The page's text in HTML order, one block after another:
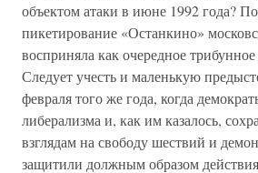
объектом атаки в июне 1992 года?
пикетирование «Останкино»
восприняла как очередное
Следует учесть и маленькую
февраля того же года, когда
либерализма и, как им казалось,
взглядам на свободу шествий и
защитили должным образом